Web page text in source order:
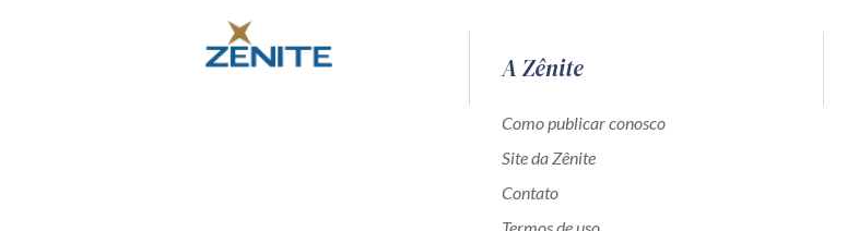
A Zênite
Como publicar conosco
Site da Zênite
Contato